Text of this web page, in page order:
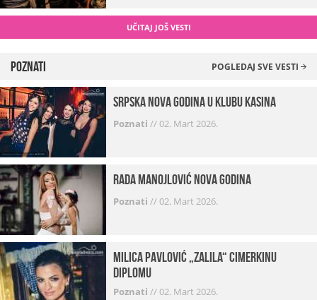
UČITAJ JOŠ VESTI
Poznati POGLEDAJ SVE VESTI
Srpska Nova godina u klubu Kasina
Poznati //02. Mart 2026.
Rada Manojlović Nova godina
Poznati //02. Mart 2026.
Milica Pavlović „zalila“ cimerkinu
diplomu
Poznati //02. Mart 2026.